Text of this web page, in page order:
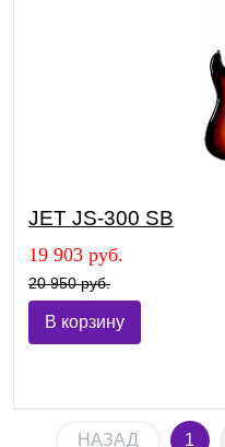
JET JS-300 SB
19 903 руб.
20 950 руб.
В корзину
НАЗАД 1